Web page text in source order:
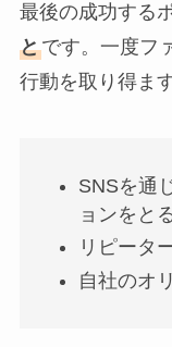
最後の成功する
とです。一度フ
行動を取り得ます
SNSを通
ョンをと
リピータ
自社のオ